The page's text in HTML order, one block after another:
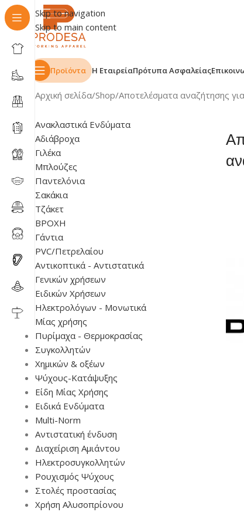
Skip to navigation
Skip to main content
Προϊόντα Η ΕταιρείαΠρότυπα Ασφαλείας
Αρχική σελίδα Shop Αποτελέσματα αναζήτησης
Ανακλαστικά Ενδύματα
Αδιάβροχα
Γιλέκα
Μπλούζες
Παντελόνια
Σακάκια
Τζάκετ
ΒΡΟΧΗ
Γάντια
PVC/Πετρελαίου
Αντικοπτικά - Αντιστατικά
Γενικών χρήσεων
Ειδικών Χρήσεων
Ηλεκτρολόγων - Μονωτικά
Μίας χρήσης
Πυρίμαχα - Θερμοκρασίας
Συγκολλητών
Χημικών & οξέων
Ψύχους-Κατάψυξης
Είδη Μίας Χρήσης
Ειδικά Ενδύματα
Multi-Norm
Αντιστατική ένδυση
Διαχείριση Αμιάντου
Ηλεκτροσυγκολλητών
Ρουχισμός Ψύχους
Στολές προστασίας
Χρήση Αλυσοπρίονου